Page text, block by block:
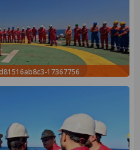
17367756-a3b4-46c0-a797-ad81516ab8c3